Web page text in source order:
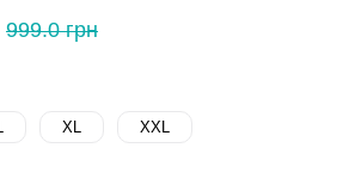
999.0 грн
XL XXL